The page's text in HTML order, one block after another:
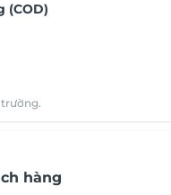
(COD)
hàng